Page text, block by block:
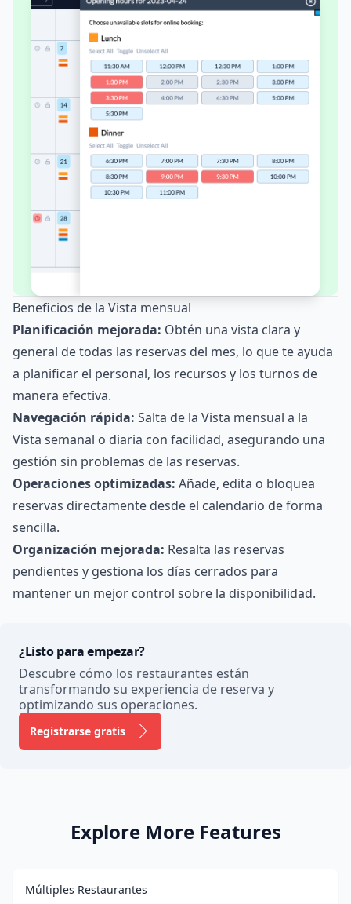
Beneficios de la Vista mensual
Planificación mejorada: Obtén una vista clara y
general de todas las reservas del mes, lo que te ayuda
a planificar el personal, los recursos y los turnos de
manera efectiva.
Navegación rápida: Salta de la Vista mensual a la
Vista semanal o diaria con facilidad, asegurando una
gestión sin problemas de las reservas.
Operaciones optimizadas: Añade, edita o bloquea
reservas directamente desde el calendario de forma
sencilla.
Organización mejorada: Resalta las reservas
pendientes y gestiona los días cerrados para
mantener un mejor control sobre la disponibilidad.
¿Listo para empezar?
Descubre cómo los restaurantes están
transformando su experiencia de reserva y
optimizando sus operaciones.
Registrarse gratis
Explore More Features
Múltiples Restaurantes